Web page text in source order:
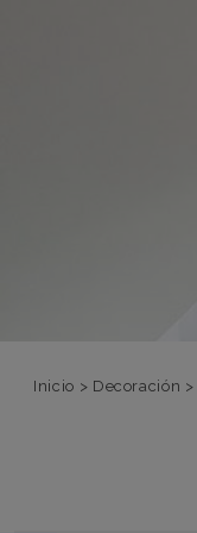
Inicio > Decoración >